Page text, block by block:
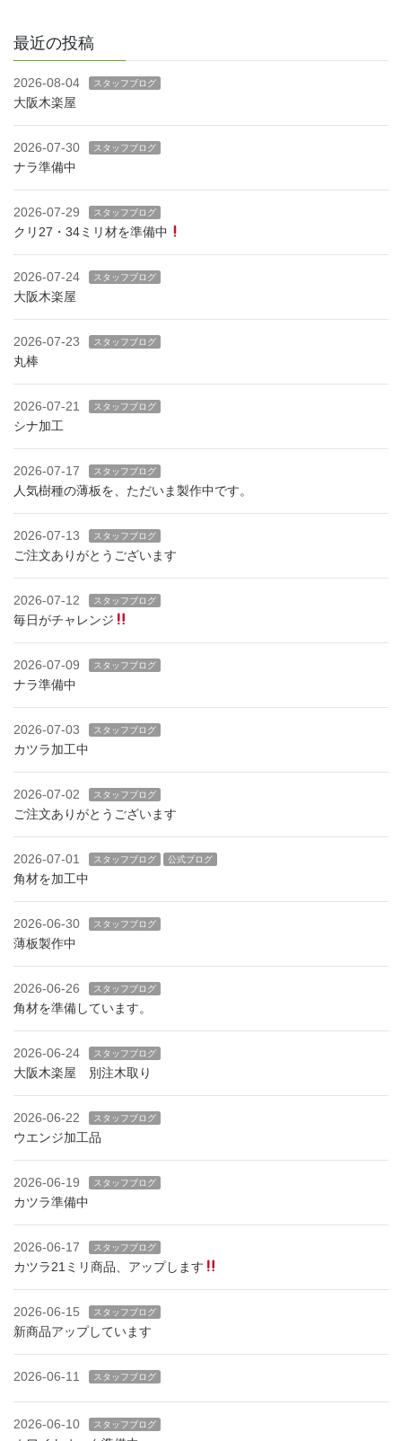
最近の投稿
2026-08-04 スタッフブログ
大阪木楽屋
2026-07-30 スタッフブログ
ナラ準備中
2026-07-29 スタッフブログ
クリ27・34ミリ材を準備中
2026-07-24 スタッフブログ
大阪木楽屋
2026-07-23 スタッフブログ
丸棒
2026-07-21 スタッフブログ
シナ加工
2026-07-17 スタッフブログ
人気樹種の薄板を、ただいま製作中です。
2026-07-13 スタッフブログ
ご注文ありがとうございます
2026-07-12 スタッフブログ
毎日がチャレンジ
2026-07-09 スタッフブログ
ナラ準備中
2026-07-03 スタッフブログ
カツラ加工中
2026-07-02 スタッフブログ
ご注文ありがとうございます
2026-07-01 スタッフブログ 公式ブログ
角材を加工中
2026-06-30 スタッフブログ
薄板製作中
2026-06-26 スタッフブログ
角材を準備しています。
2026-06-24 スタッフブログ
大阪木楽屋 別注木取り
2026-06-22 スタッフブログ
ウエンジ加工品
2026-06-19 スタッフブログ
カツラ準備中
2026-06-17 スタッフブログ
カツラ21ミリ商品、アップします
2026-06-15 スタッフブログ
新商品アップしています
2026-06-11 スタッフブログ
2026-06-10 スタッフブログ